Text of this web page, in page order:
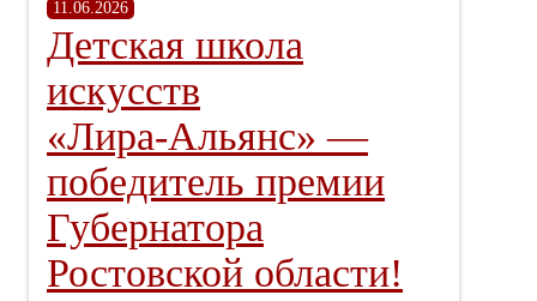
11.06.2026
Детская школа
искусств
«Лира‑Альянс» —
победитель премии
Губернатора
Ростовской области!